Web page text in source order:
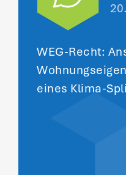
WEG-Recht:
eines Klima-